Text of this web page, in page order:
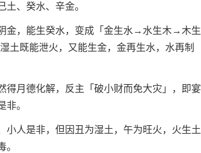
、癸水、辛金。
金，能生癸水，变成「金生水→水生木→木生
土既能泄火，又能生金，金再生水，水再制
得月德化解，反主「破小财而免大灾」，即宴
非。
小人是非，但因丑为湿土，午为旺火，火生土
。